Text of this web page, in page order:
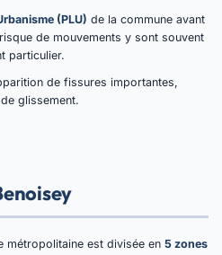
(PLU) de la commune avant
de mouvements y sont souvent
particulier.
de fissures importantes,
glissement.
métropolitaine est divisée en 5 zones